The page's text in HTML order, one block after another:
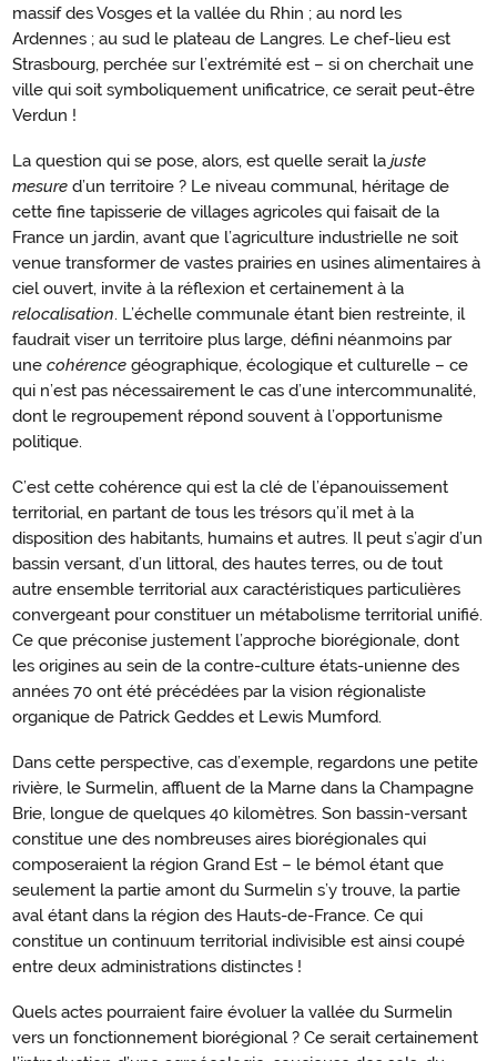
massif des Vosges et la vallée du Rhin ; au nord les
Ardennes ; au sud le plateau de Langres. Le chef-lieu est
Strasbourg, perchée sur l’extrémité est – si on cherchait une
ville qui soit symboliquement unificatrice, ce serait peut-être
Verdun !
La question qui se pose, alors, est quelle serait la juste
mesure d’un territoire ? Le niveau communal, héritage de
cette fine tapisserie de villages agricoles qui faisait de la
France un jardin, avant que l’agriculture industrielle ne soit
venue transformer de vastes prairies en usines alimentaires à
ciel ouvert, invite à la réflexion et certainement à la
relocalisation. L’échelle communale étant bien restreinte, il
faudrait viser un territoire plus large, défini néanmoins par
une cohérence géographique, écologique et culturelle – ce
qui n’est pas nécessairement le cas d’une intercommunalité,
dont le regroupement répond souvent à l’opportunisme
politique.
C’est cette cohérence qui est la clé de l’épanouissement
territorial, en partant de tous les trésors qu’il met à la
disposition des habitants, humains et autres. Il peut s’agir d’un
bassin versant, d’un littoral, des hautes terres, ou de tout
autre ensemble territorial aux caractéristiques particulières
convergeant pour constituer un métabolisme territorial unifié.
Ce que préconise justement l’approche biorégionale, dont
les origines au sein de la contre-culture états-unienne des
années 70 ont été précédées par la vision régionaliste
organique de Patrick Geddes et Lewis Mumford.
Dans cette perspective, cas d’exemple, regardons une petite
rivière, le Surmelin, affluent de la Marne dans la Champagne
Brie, longue de quelques 40 kilomètres. Son bassin-versant
constitue une des nombreuses aires biorégionales qui
composeraient la région Grand Est – le bémol étant que
seulement la partie amont du Surmelin s’y trouve, la partie
aval étant dans la région des Hauts-de-France. Ce qui
constitue un continuum territorial indivisible est ainsi coupé
entre deux administrations distinctes !
Quels actes pourraient faire évoluer la vallée du Surmelin
vers un fonctionnement biorégional ? Ce serait certainement